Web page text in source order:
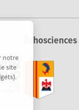
notre
site